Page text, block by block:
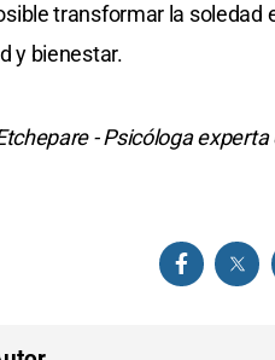
transformar la
y bienestar.
- Psicóloga